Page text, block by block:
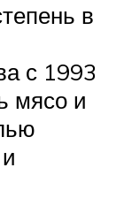
в
с 1993
мясо и